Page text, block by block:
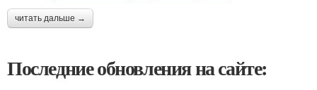
читать дальше →
Последние обновления на сайте: